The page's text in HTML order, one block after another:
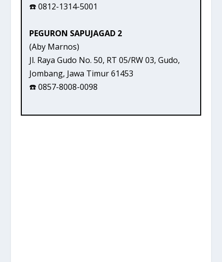
☎️ 0812-1314-5001
PEGURON SAPUJAGAD 2
(Aby Marnos)
Jl. Raya Gudo No. 50, RT 05/RW 03, Gudo,
Jombang, Jawa Timur 61453
☎️ 0857-8008-0098